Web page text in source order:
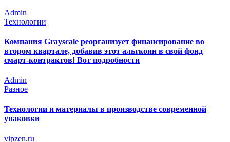
Admin
Технологии
Компания Grayscale реорганизует финансирование во
втором квартале, добавив этот альткоин в свой фонд
смарт-контрактов! Вот подробности
Admin
Разное
Технологии и материалы в производстве современной
упаковки
vipzen.ru